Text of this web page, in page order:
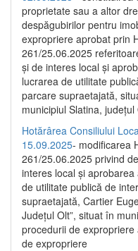
proprietate sau a altor
despăgubirilor pentru
expropriere aprobat prin
261/25.06.2025
și de interes local și
lucrarea de utilitate
parcare supraetajată,
municipiul Slatina, județul
Hotărârea Consiliului
15.09.2025- modificarea
261/25.06.2025 privind
interes local și
de utilitate publică de
supraetajată, Cartier
Județul Olt”, situat în
procedurii de
de expropriere